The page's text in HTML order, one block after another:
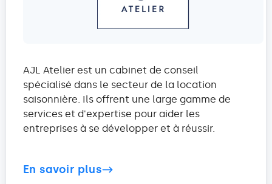
AJL Atelier est un cabinet de conseil
spécialisé dans le secteur de la location
saisonnière. Ils offrent une large gamme de
services et d'expertise pour aider les
entreprises à se développer et à réussir.
En savoir plus